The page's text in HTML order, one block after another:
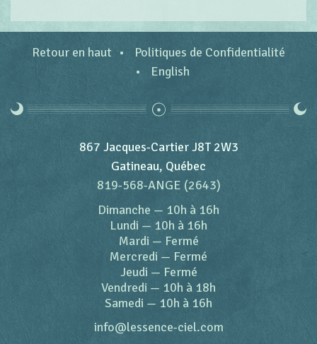
Retour en haut
Politiques de Confidentialité
English
867 Jacques-Cartier J8T 2W3
Gatineau, Québec
819-568-ANGE (2643)
Dimanche — 10h à 16h
Lundi — 10h à 16h
Mardi — Fermé
Mercredi — Fermé
Jeudi — Fermé
Vendredi — 10h à 18h
Samedi — 10h à 16h
info@lessence-ciel.com